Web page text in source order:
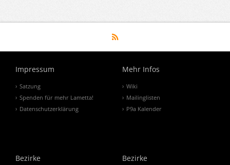
Impressum
Satzung
Spenden für mehr Lametta!
Datenschutzerklärung
Mehr Infos
Wiki
Mailinglisten
P9a Kalender
Bezirke Bezirke